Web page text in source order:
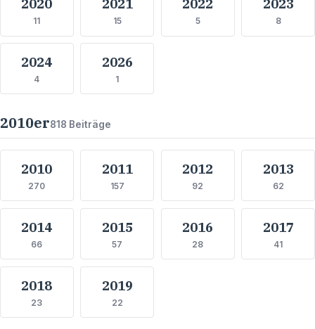
2020
11
2021
15
2022
5
2023
8
2024
4
2026
1
2010er818 Beiträge
2010
270
2011
157
2012
92
2013
62
2014
66
2015
57
2016
28
2017
41
2018
23
2019
22